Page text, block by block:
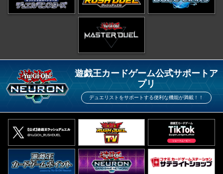
遊戯王カードゲーム公式サポートア
プリ
デュエリストをサポートする便利な機能が満載！！